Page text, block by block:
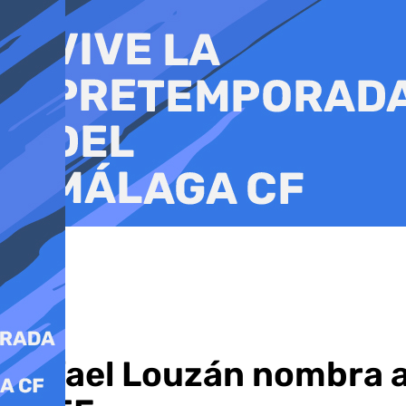
al
contenido
Rafael Louzán nombra